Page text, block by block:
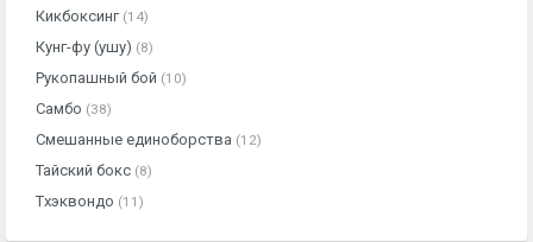
Кикбоксинг (14)
Кунг-фу (ушу) (8)
Рукопашный бой (10)
Самбо (38)
Смешанные единоборства (12)
Тайский бокс (8)
Тхэквондо (11)